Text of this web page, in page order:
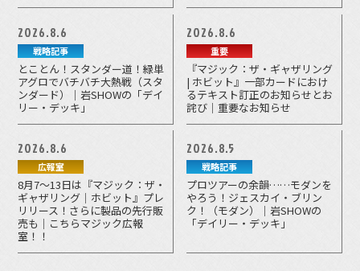
2026.8.6
戦略記事
とことん！スタンダー道！緑単
アグロでバチバチ大熱戦（スタ
ンダード）｜岩SHOWの「デイ
リー・デッキ」
2026.8.6
重要
『マジック：ザ・ギャザリング
| ホビット』一部カードにおけ
るテキスト訂正のお知らせとお
詫び｜重要なお知らせ
2026.8.6
広報室
8月7～13日は『マジック：ザ・
ギャザリング｜ホビット』プレ
リリース！さらに製品の先行販
売も｜こちらマジック広報
室！！
2026.8.5
戦略記事
プロツアーの余韻……モダンを
やろう！ジェスカイ・ブリン
ク！（モダン）｜岩SHOWの
「デイリー・デッキ」